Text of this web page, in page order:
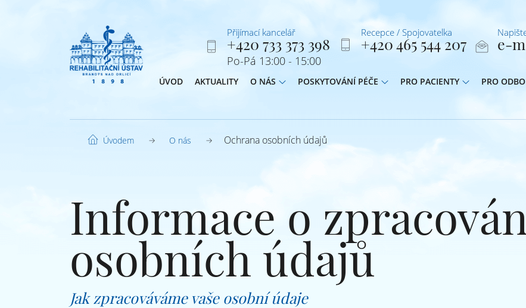
Přijímací kancelář
+420 733 373 398
Po-Pá 13:00 - 15:00
Recepce / Spojovatelka
+420 465 544 207 e-
ÚVOD AKTUALITY O NÁS POSKYTOVÁNÍ PÉČE PRO PACIENTY PRO
Úvodem O nás Ochrana osobních údajů
Informace o
osobních údajů
Jak zpracováváme vaše osobní údaje